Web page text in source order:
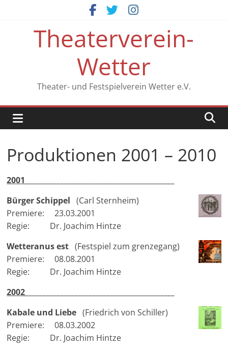
Theaterverein-
Wetter
Theater- und Festspielverein Wetter e.V.
Produktionen 2001 – 2010
2001
Bürger Schippel (Carl Sternheim)
Premiere: 23.03.2001
Regie: Dr. Joachim Hintze
Wetteranus est (Festspiel zum grenzegang)
Premiere: 08.08.2001
Regie: Dr. Joachim Hintze
2002
Kabale und Liebe (Friedrich von Schiller)
Premiere: 08.03.2002
Regie: Dr. Joachim Hintze